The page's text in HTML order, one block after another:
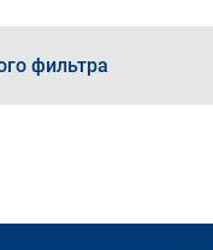
фильтра